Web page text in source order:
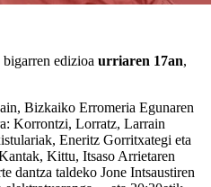
bigarren edizioa urriaren 17an,
Bizkaiko Erromeria Egunaren
Korrontzi, Lorratz, Larrain
Eneritz Gorritxategi eta
Kittu, Itsaso Arrietaren
dantza taldeko Jone Intsaustiren